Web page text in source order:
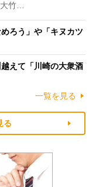
竹…
ろう」や「キヌカツ
えて「川崎の大衆酒
一覧を見る
る